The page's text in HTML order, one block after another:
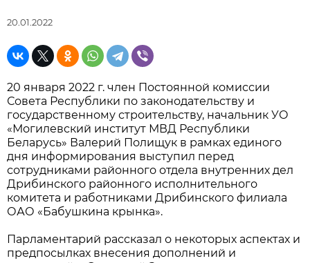
20.01.2022
20 января 2022 г. член Постоянной комиссии
Совета Республики по законодательству и
государственному строительству, начальник УО
«Могилевский институт МВД Республики
Беларусь» Валерий Полищук в рамках единого
дня информирования выступил перед
сотрудниками районного отдела внутренних дел
Дрибинского районного исполнительного
комитета и работниками Дрибинского филиала
ОАО «Бабушкина крынка».
Парламентарий рассказал о некоторых аспектах и
предпосылках внесения дополнений и